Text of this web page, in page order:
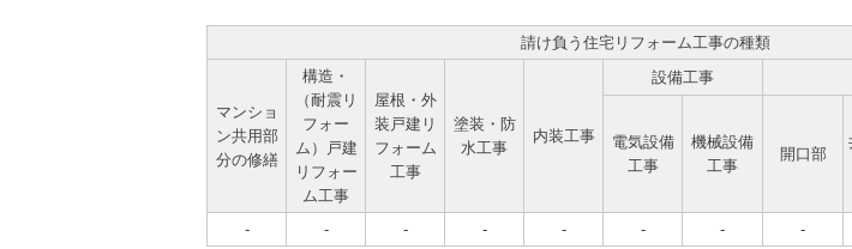
請け負う住宅リフォーム工事の種類
マンショ
ン共用部
分の修繕
構造・
（耐震リ
フォー
ム）戸建
リフォー
ム工事
屋根・外
装戸建リ
フォーム
工事
塗装・防
水工事
内装工事
設備工事
電気設備
工事
機械設備
工事
開口部
- - - - - - - -